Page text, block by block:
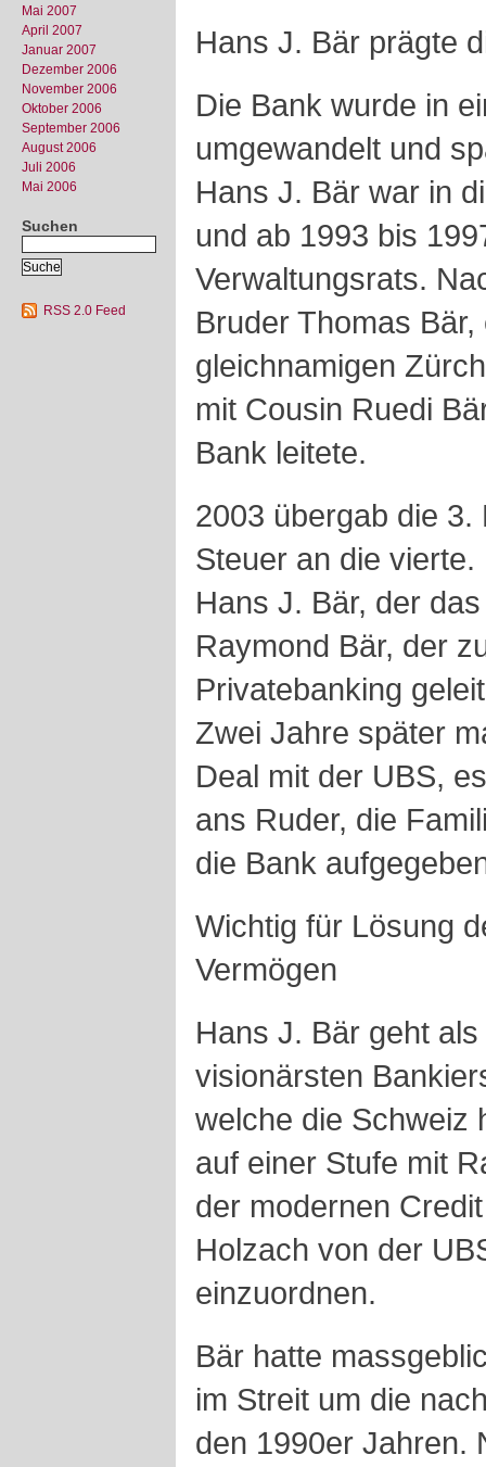
Mai 2007
April 2007
Januar 2007
Dezember 2006
November 2006
Oktober 2006
September 2006
August 2006
Juli 2006
Mai 2006
Suchen
RSS 2.0 Feed
Hans J. Bär prägte
Die Bank wurde in
umgewandelt und
Hans J. Bär war in
und ab 1993 bis
Verwaltungsrats.
Bruder Thomas
gleichnamigen
mit Cousin Ruedi
Bank leitete.
2003 übergab die
Steuer an die
Hans J. Bär, der
Raymond Bär, der
Privatebanking
Zwei Jahre später
Deal mit der UBS,
ans Ruder, die
die Bank
Wichtig für Lösung
Vermögen
Hans J. Bär geht
visionärsten
welche die Schweiz
auf einer Stufe mit
der modernen
Holzach von der
einzuordnen.
Bär hatte
im Streit um die
den 1990er Jahren.